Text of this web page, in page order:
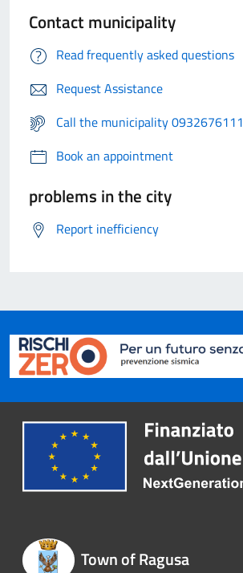
Contact municipality
Read frequently asked questions
Request Assistance
Call the municipality 0932676111
Book an appointment
problems in the city
Report inefficiency
Town of Ragusa